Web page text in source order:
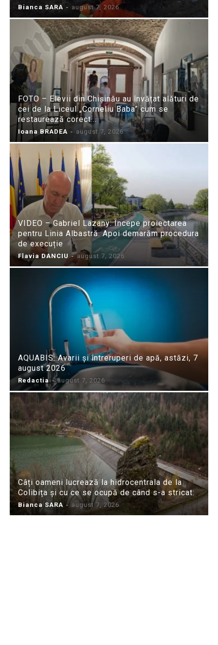
Bianca SARA - august 7, 2026
FOTO – Elevii din Chișinău au învățat alături de
cei de la Liceul „Corneliu Baba” cum se
restaurează corect...
Ioana BRADEA - august 7, 2026
VIDEO – Gabriel Lazany: Începe proiectarea
pentru Linia Albastră. Apoi demarăm procedura
de execuție
Flavia DANCIU - august 7, 2026
AQUABIS: Avarii și întreruperi de apă, astăzi, 7
august 2026
Redactia - august 7, 2026
Câți oameni lucrează la hidrocentrala de la
Colibița și cu ce se ocupă de când s-a stricat:
Bianca SARA - august 7, 2026